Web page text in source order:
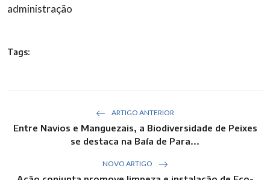
administração
Tags:
ARTIGO ANTERIOR
Entre Navios e Manguezais, a Biodiversidade de Peixes
se destaca na Baía de Para...
NOVO ARTIGO